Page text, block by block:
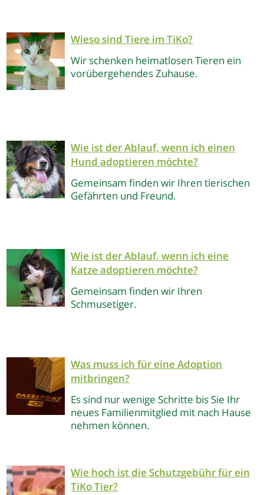
Wieso sind Tiere im TiKo?
Wir schenken heimatlosen Tieren ein
vorübergehendes Zuhause.
Wie ist der Ablauf, wenn ich einen
Hund adoptieren möchte?
Gemeinsam finden wir Ihren tierischen
Gefährten und Freund.
Wie ist der Ablauf, wenn ich eine
Katze adoptieren möchte?
Gemeinsam finden wir Ihren
Schmusetiger.
Was muss ich für eine Adoption
mitbringen?
Es sind nur wenige Schritte bis Sie Ihr
neues Familienmitglied mit nach Hause
nehmen können.
Wie hoch ist die Schutzgebühr für ein
TiKo Tier?